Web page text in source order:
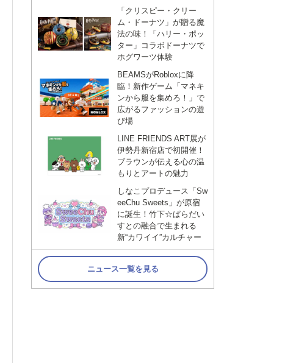
「クリスピー・クリー
ム・ドーナツ」が贈る魔
法の味！「ハリー・ポッ
ター」コラボドーナツで
ホグワーツ体験
BEAMSがRobloxに降
臨！新作ゲーム「マネキ
ンから服を集めろ！」で
広がるファッションの遊
び場
LINE FRIENDS ART展が
伊勢丹新宿店で初開催！
ブラウンが伝える心の温
もりとアートの魅力
しなこプロデュース「Sw
eeChu Sweets」が原宿
に誕生！竹下☆ぱらだい
すとの融合で生まれる
新“カワイイ”カルチャー
ニュース一覧を見る